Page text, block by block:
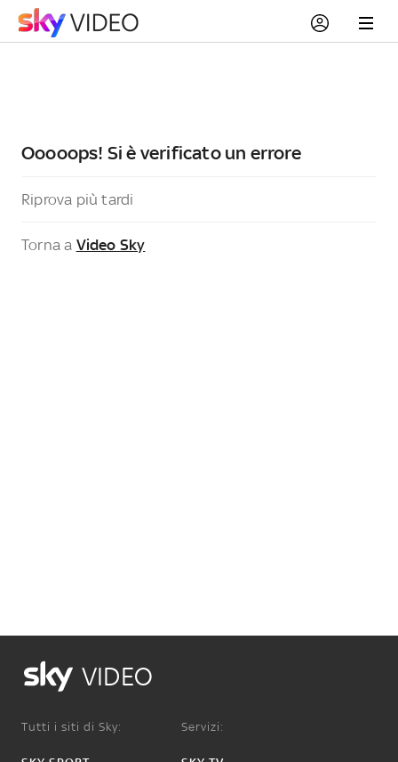
Ooooops! Si è verificato un errore
Riprova più tardi
Torna a Video Sky
VIDEO
Tutti i siti di Sky: Servizi: